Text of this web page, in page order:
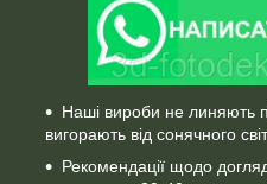
Наші вироби не линяють
вигорають від сонячного
Рекомендації щодо